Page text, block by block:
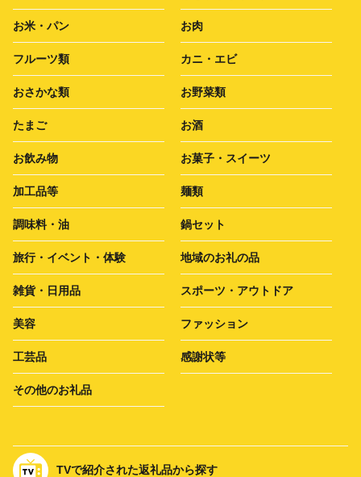
お米・パン お肉
フルーツ類 カニ・エビ
おさかな類 お野菜類
たまご お酒
お飲み物 お菓子・スイーツ
加工品等 麺類
調味料・油 鍋セット
旅行・イベント・体験 地域のお礼の品
雑貨・日用品 スポーツ・アウトドア
美容 ファッション
工芸品 感謝状等
その他のお礼品
TVで紹介された返礼品から探す